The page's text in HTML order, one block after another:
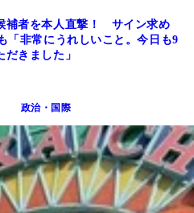
補者を本人直撃！ サイン求め
「非常にうれしいこと。今日も9
きました」
政治・国際